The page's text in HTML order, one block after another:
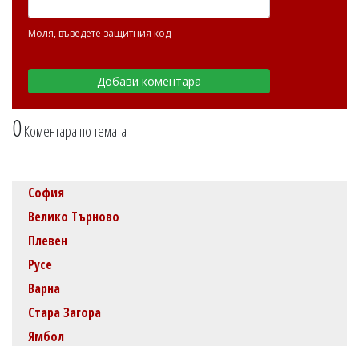
0Коментара по темата
Моля, въведете защитния код
София
Велико Търново
Плевен
Русе
Варна
Стара Загора
Ямбол